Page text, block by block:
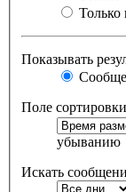
Показывать
Поле
убыванию
Искать